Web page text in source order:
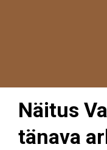
Näitus
tänava